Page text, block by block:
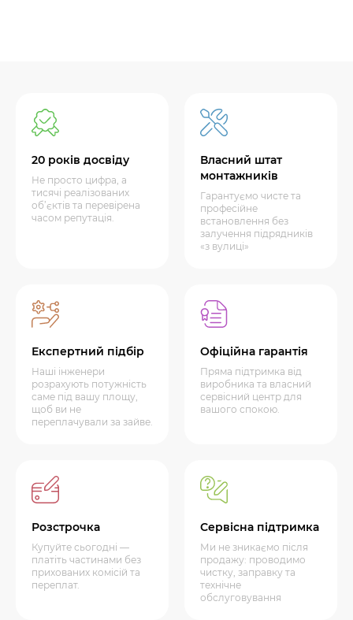
20 років досвіду
Не просто цифра, а
тисячі реалізованих
об’єктів та перевірена
часом репутація.
Власний штат
монтажників
Гарантуємо чисте та
професійне
встановлення без
залучення підрядників
«з вулиці»
Експертний підбір
Наші інженери
розрахують потужність
саме під вашу площу,
щоб ви не
переплачували за зайве.
Офіційна гарантія
Пряма підтримка від
виробника та власний
сервісний центр для
вашого спокою.
Розстрочка
Купуйте сьогодні —
платіть частинами без
прихованих комісій та
переплат.
Сервісна підтримка
Ми не зникаємо після
продажу: проводимо
чистку, заправку та
технічне
обслуговування